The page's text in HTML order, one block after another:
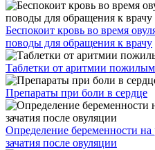
Беспокоит кровь во время
поводы для обращения к врачу
Таблетки от аритмии пожилым
Препараты при боли в сердце
Определение беременности
зачатия после овуляции